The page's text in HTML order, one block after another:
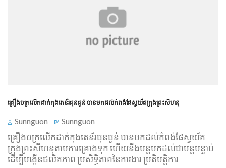
គ្រឿងចក្រ​លើក​ដាក់​កុងតេន័រ​ធុន​ធ្ងន់​ បាន​មក​ដល់​កំពង់ផែ​ស្វយ័ត​ក្រុងព្រះសីហនុ​
Sunnguon Sunnguon
គ្រឿងចក្រ​លើក​ដាក់​កុងតេន័រ​ធុន​ធ្ងន់​ បាន​មក​ដល់​កំពង់ផែ​ស្វយ័ត​
ក្រុងព្រះសីហនុ​តាម​ការគ្រោងទុក ហើយ​នឹង​បន្ត​មក​ដល់​ជា​បន្តបន្ទាប់
ដើម្បី​បង្កើន​ផលិតភាព ប្រសិទ្ធិភាព​នៃ​ការងារ ប្រតិបត្តិការ